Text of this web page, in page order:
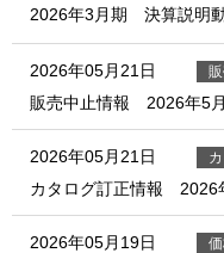
2026年3月期 決算説明
2026年05月21日
販売中止情報 2026年5月
2026年05月21日
カタログ訂正情報 2026
2026年05月19日